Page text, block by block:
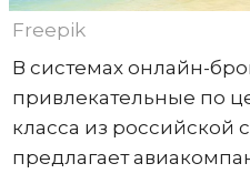
Freepik
В системах онлайн-
привлекательные по
класса из российской
предлагает